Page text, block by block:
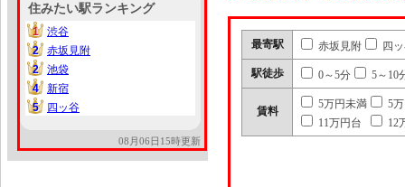
住みたい駅ランキング
1
1
渋谷
2
2
赤坂見附
2
2
池袋
4
4
新宿
5
5 四ッ谷
08月06日15時更新
最寄駅 赤坂見附 四
駅徒歩 0～5分 5～10
賃料
5万円未満
5
11万円台
12